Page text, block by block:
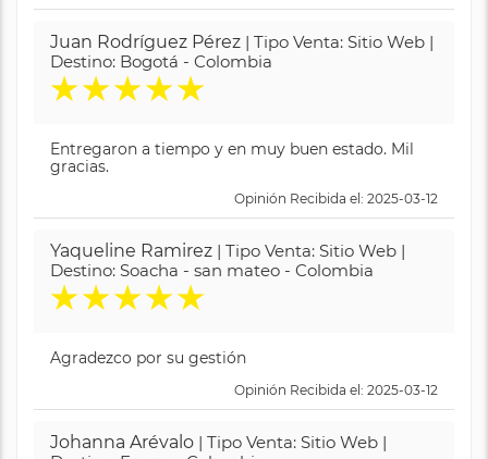
Juan Rodríguez Pérez | Tipo Venta: Sitio Web |
Destino: Bogotá - Colombia
★★★★★
Entregaron a tiempo y en muy buen estado. Mil
gracias.
Opinión Recibida el: 2025-03-12
Yaqueline Ramirez | Tipo Venta: Sitio Web |
Destino: Soacha - san mateo - Colombia
★★★★★
Agradezco por su gestión
Opinión Recibida el: 2025-03-12
Johanna Arévalo | Tipo Venta: Sitio Web |